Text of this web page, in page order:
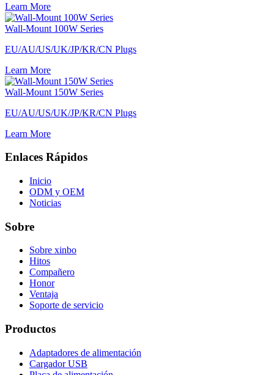
Learn More
Wall-Mount 100W Series
EU/AU/US/UK/JP/KR/CN Plugs
Learn More
Wall-Mount 150W Series
EU/AU/US/UK/JP/KR/CN Plugs
Learn More
Enlaces Rápidos
Inicio
ODM y OEM
Noticias
Sobre
Sobre xinbo
Hitos
Compañero
Honor
Ventaja
Soporte de servicio
Productos
Adaptadores de alimentación
Cargador USB